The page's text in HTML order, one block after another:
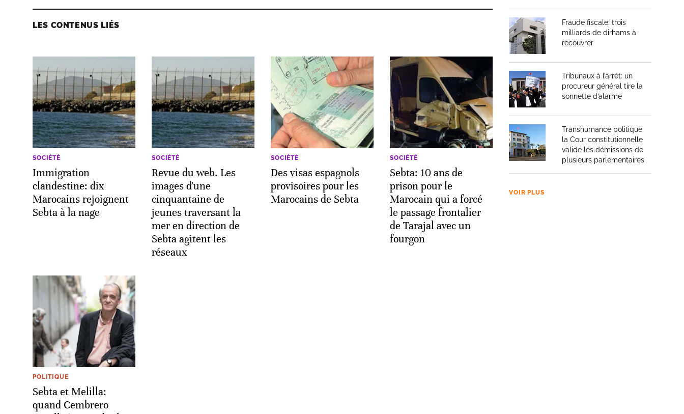
LES CONTENUS LIÉS
SOCIÉTÉ
Immigration
clandestine: dix
Marocains rejoignent
Sebta à la nage
SOCIÉTÉ
Revue du web. Les
images d'une
cinquantaine de
jeunes traversant la
mer en direction de
Sebta agitent les
réseaux
SOCIÉTÉ
Des visas espagnols
provisoires pour les
Marocains de Sebta
SOCIÉTÉ
Sebta: 10 ans de
prison pour le
Marocain qui a forcé
le passage frontalier
de Tarajal avec un
fourgon
POLITIQUE
Sebta et Melilla:
quand Cembrero
Fraude fiscale: trois
milliards de dirhams à
recouvrer
Tribunaux à l’arrêt: un
procureur général tire la
sonnette d’alarme
Transhumance politique:
la Cour constitutionnelle
valide les démissions de
plusieurs parlementaires
VOIR PLUS